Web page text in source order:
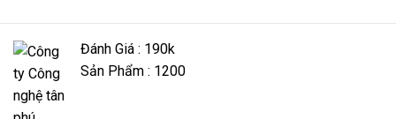
Đánh Giá : 190k
Sản Phẩm : 1200